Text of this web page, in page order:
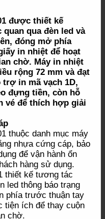
được thiết kế
qua đèn led và
đóng mở phía
in nhiệt để hoạt
chờ. Máy in nhiệt
rộng 72 mm và đạt
trợ in mã vạch 1D,
đựng tiền, còn hỗ
vé để thích hợp giải
thuộc danh mục máy
nhựa cứng cáp, bảo
để vận hành ổn
hàng sử dụng.
thiết kế tương tác
led thông báo trạng
phía trước thuận tay
tiện ích để thay cuộn
chờ.